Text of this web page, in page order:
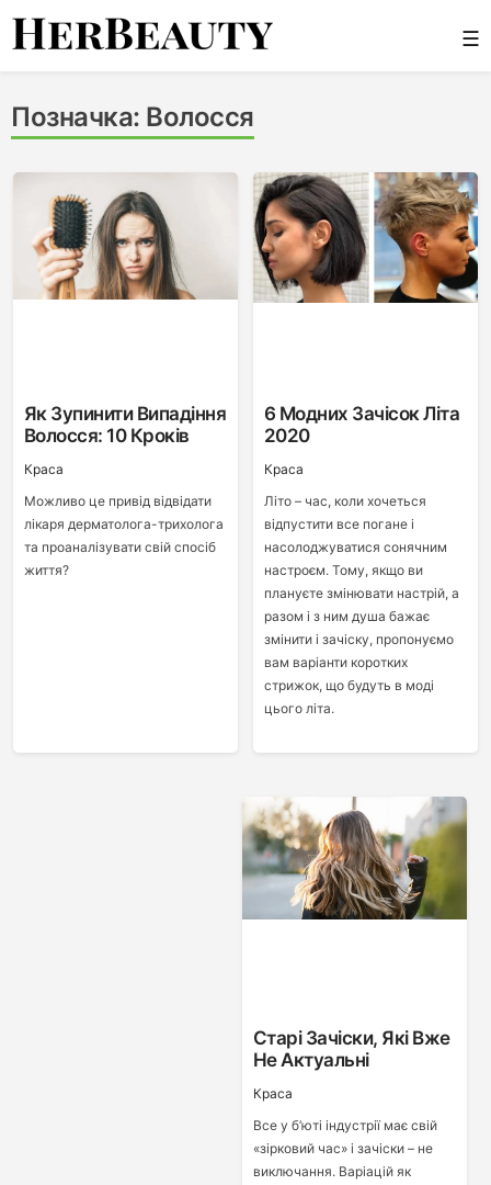
Skip
☰
Позначка: Волосся
Як Зупинити Випадіння
Волосся: 10 Кроків
Краса
Можливо це привід відвідати
лікаря дерматолога-трихолога
та проаналізувати свій спосіб
життя?
6 Модних Зачісок Літа
2020
Краса
Літо – час, коли хочеться
відпустити все погане і
насолоджуватися сонячним
настроєм. Тому, якщо ви
плануєте змінювати настрій, а
разом і з ним душа бажає
змінити і зачіску, пропонуємо
вам варіанти коротких
стрижок, що будуть в моді
цього літа.
Старі Зачіски, Які Вже
Не Актуальні
Краса
Все у б’юті індустрії має свій
«зірковий час» і зачіски – не
виключання. Варіацій як